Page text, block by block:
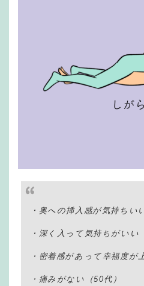
・奥への挿入感が気持ちい
・深く入って気持ちがいい
・密着感があって幸福度が
・痛みがない（50代）